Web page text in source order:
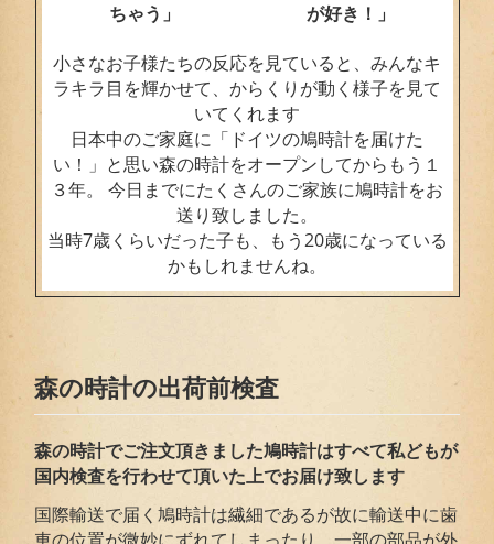
ちゃう」
が好き！」
小さなお子様たちの反応を見ていると、みんなキ
ラキラ目を輝かせて、からくりが動く様子を見て
いてくれます
日本中のご家庭に「ドイツの鳩時計を届けた
い！」と思い森の時計をオープンしてからもう１
３年。 今日までにたくさんのご家族に鳩時計をお
送り致しました。
当時7歳くらいだった子も、もう20歳になっている
かもしれませんね。
森の時計の出荷前検査
森の時計でご注文頂きました鳩時計はすべて私どもが
国内検査を行わせて頂いた上でお届け致します
国際輸送で届く鳩時計は繊細であるが故に輸送中に歯